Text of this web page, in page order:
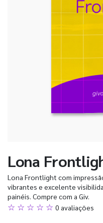
Lona
Lona Frontlight com
vibrantes e excelente
painéis. Compre com a Giv.
☆ ☆ ☆ ☆ ☆ 0 avaliações